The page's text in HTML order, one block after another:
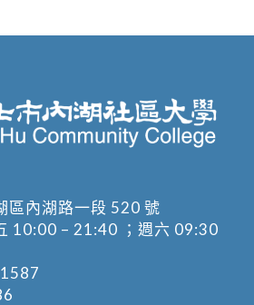
區內湖路一段 520 號
10:00 – 21:40 ；週六 09:30